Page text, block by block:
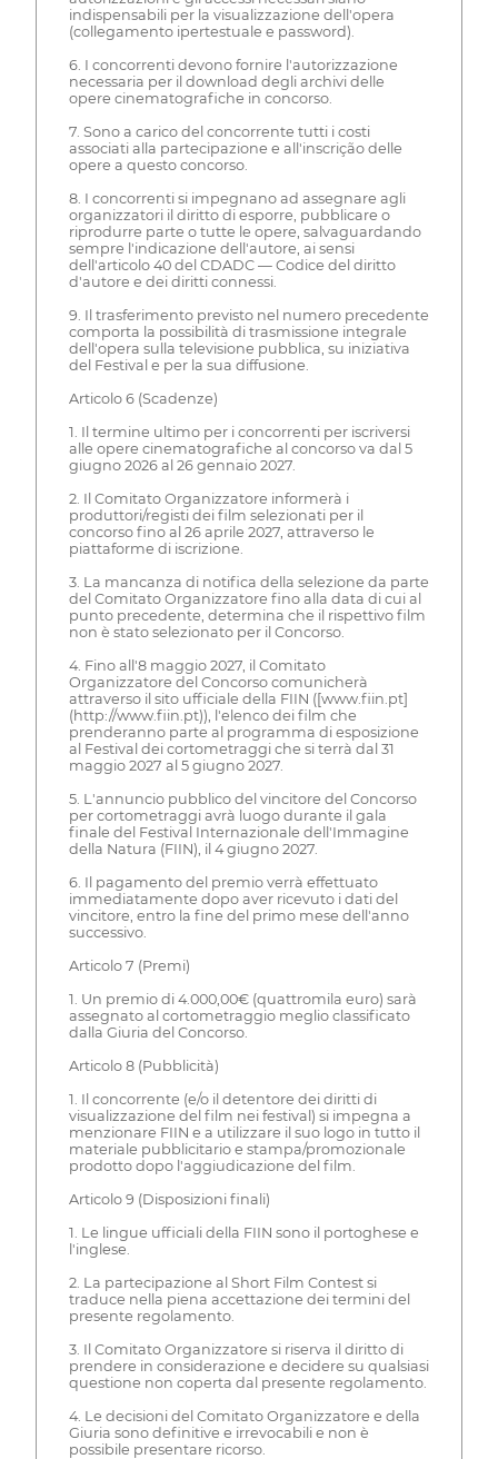
indispensabili per la visualizzazione dell'opera
(collegamento ipertestuale e password).
6. I concorrenti devono fornire l'autorizzazione
necessaria per il download degli archivi delle
opere cinematografiche in concorso.
7. Sono a carico del concorrente tutti i costi
associati alla partecipazione e all'inscrição delle
opere a questo concorso.
8. I concorrenti si impegnano ad assegnare agli
organizzatori il diritto di esporre, pubblicare o
riprodurre parte o tutte le opere, salvaguardando
sempre l'indicazione dell'autore, ai sensi
dell'articolo 40 del CDADC — Codice del diritto
d'autore e dei diritti connessi.
9. Il trasferimento previsto nel numero precedente
comporta la possibilità di trasmissione integrale
dell'opera sulla televisione pubblica, su iniziativa
del Festival e per la sua diffusione.
Articolo 6 (Scadenze)
1. Il termine ultimo per i concorrenti per iscriversi
alle opere cinematografiche al concorso va dal 5
giugno 2026 al 26 gennaio 2027.
2. Il Comitato Organizzatore informerà i
produttori/registi dei film selezionati per il
concorso fino al 26 aprile 2027, attraverso le
piattaforme di iscrizione.
3. La mancanza di notifica della selezione da parte
del Comitato Organizzatore fino alla data di cui al
punto precedente, determina che il rispettivo film
non è stato selezionato per il Concorso.
4. Fino all'8 maggio 2027, il Comitato
Organizzatore del Concorso comunicherà
attraverso il sito ufficiale della FIIN ([www.fiin.pt]
(http://www.fiin.pt)), l'elenco dei film che
prenderanno parte al programma di esposizione
al Festival dei cortometraggi che si terrà dal 31
maggio 2027 al 5 giugno 2027.
5. L'annuncio pubblico del vincitore del Concorso
per cortometraggi avrà luogo durante il gala
finale del Festival Internazionale dell'Immagine
della Natura (FIIN), il 4 giugno 2027.
6. Il pagamento del premio verrà effettuato
immediatamente dopo aver ricevuto i dati del
vincitore, entro la fine del primo mese dell'anno
successivo.
Articolo 7 (Premi)
1. Un premio di 4.000,00€ (quattromila euro) sarà
assegnato al cortometraggio meglio classificato
dalla Giuria del Concorso.
Articolo 8 (Pubblicità)
1. Il concorrente (e/o il detentore dei diritti di
visualizzazione del film nei festival) si impegna a
menzionare FIIN e a utilizzare il suo logo in tutto il
materiale pubblicitario e stampa/promozionale
prodotto dopo l'aggiudicazione del film.
Articolo 9 (Disposizioni finali)
1. Le lingue ufficiali della FIIN sono il portoghese e
l'inglese.
2. La partecipazione al Short Film Contest si
traduce nella piena accettazione dei termini del
presente regolamento.
3. Il Comitato Organizzatore si riserva il diritto di
prendere in considerazione e decidere su qualsiasi
questione non coperta dal presente regolamento.
4. Le decisioni del Comitato Organizzatore e della
Giuria sono definitive e irrevocabili e non è
possibile presentare ricorso.